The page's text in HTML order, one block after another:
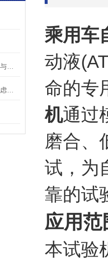
乘用车
动液
命的专
机通过
磨合、
试，为
靠的试
应用范
本试验